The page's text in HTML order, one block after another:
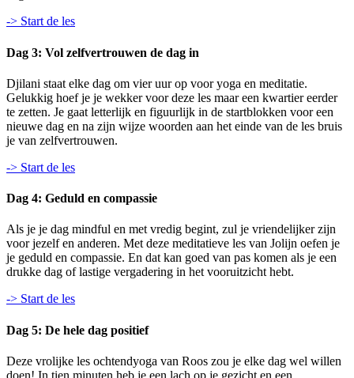
-> Start de les
Dag 3: Vol zelfvertrouwen de dag in
Djilani staat elke dag om vier uur op voor yoga en meditatie.
Gelukkig hoef je je wekker voor deze les maar een kwartier eerder
te zetten. Je gaat letterlijk en figuurlijk in de startblokken voor een
nieuwe dag en na zijn wijze woorden aan het einde van de les bruis
je van zelfvertrouwen.
-> Start de les
Dag 4: Geduld en compassie
Als je je dag mindful en met vredig begint, zul je vriendelijker zijn
voor jezelf en anderen. Met deze meditatieve les van Jolijn oefen je
je geduld en compassie. En dat kan goed van pas komen als je een
drukke dag of lastige vergadering in het vooruitzicht hebt.
-> Start de les
Dag 5: De hele dag positief
Deze vrolijke les ochtendyoga van Roos zou je elke dag wel willen
doen! In tien minuten heb je een lach op je gezicht en een